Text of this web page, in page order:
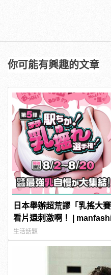
你可能有興趣的文章
日本舉辦超荒謬「乳搖大
看片還刺激啊！ |
生活話題